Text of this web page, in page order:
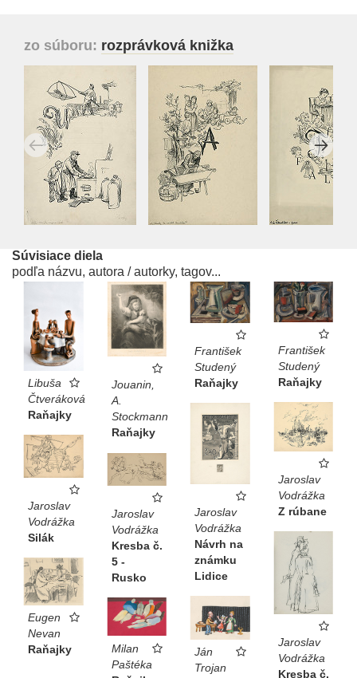
zo súboru: rozprávková knižka
Súvisiace diela
podľa názvu, autora / autorky, tagov...
Libuša
Čtveráková
Raňajky
Jouanin,
A.
Stockmann
Raňajky
František
Studený
Raňajky
František
Studený
Raňajky
Jaroslav
Vodrážka
Z rúbane
Jaroslav
Vodrážka
Návrh na
známku
Lidice
Jaroslav
Vodrážka
Silák
Jaroslav
Vodrážka
Kresba č.
5 -
Rusko
Jaroslav
Vodrážka
Kresba č.
Eugen
Nevan
Raňajky
Ján
Trojan
Milan
Paštéka